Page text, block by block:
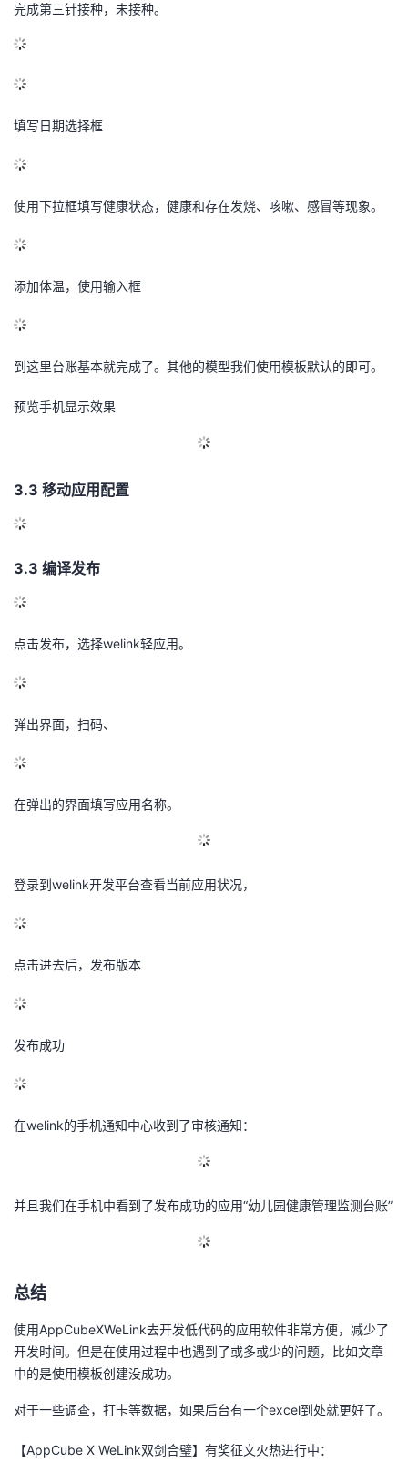
完成第三针接种，未接种。
填写日期选择框
使用下拉框填写健康状态，健康和存在发烧、咳嗽、感冒等现象。
添加体温，使用输入框
到这里台账基本就完成了。其他的模型我们使用模板默认的即可。
预览手机显示效果
3.3 移动应用配置
3.3 编译发布
点击发布，选择welink轻应用。
弹出界面，扫码、
在弹出的界面填写应用名称。
登录到welink开发平台查看当前应用状况，
点击进去后，发布版本
发布成功
在welink的手机通知中心收到了审核通知：
并且我们在手机中看到了发布成功的应用“幼儿园健康管理监测台账”
总结
使用AppCubeXWeLink去开发低代码的应用软件非常方便，减少了
开发时间。但是在使用过程中也遇到了或多或少的问题，比如文章
中的是使用模板创建没成功。
对于一些调查，打卡等数据，如果后台有一个excel到处就更好了。
【AppCube X WeLink双剑合璧】有奖征文火热进行中：